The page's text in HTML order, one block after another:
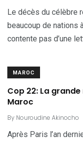
Le décès du célèbre
beaucoup de nations
contente pas d’une
MAROC
Cop 22: La
Maroc
By Nouroudine Akinocho
Après Paris l’an